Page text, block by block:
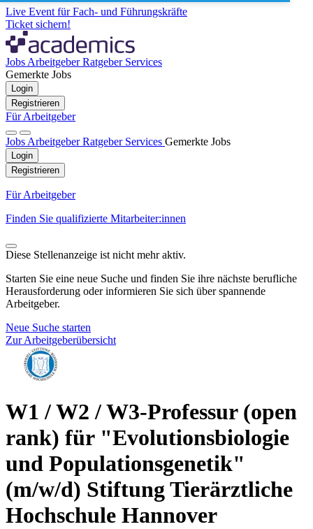
Live Event für Fach- und Führungskräfte
Ticket sichern!
Jobs ArbeitgeberRatgeber Services
Gemerkte Jobs
Login
Registrieren
Für Arbeitgeber
Jobs ArbeitgeberRatgeber Services Gemerkte Jobs
Login
Registrieren
Für Arbeitgeber
Finden Sie qualifizierte Mitarbeiter:innen
Diese Stellenanzeige ist nicht mehr aktiv.
Starten Sie eine neue Suche und finden Sie ihre nächste berufliche
Herausforderung oder informieren Sie sich über spannende
Arbeitgeber.
Neue Suche starten
Zur Arbeitgeberübersicht
W1 / W2 / W3-Professur (open
rank) für "Evolutionsbiologie
und Populationsgenetik"
(m/w/d) Stiftung Tierärztliche
Hochschule Hannover